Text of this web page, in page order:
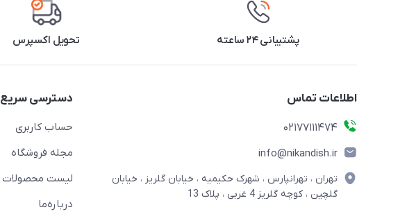
پشتیبانی ۲۴ ساعته تحویل اکسپرس
اطلاعات تماس
02177111474
info@nikandish.ir
تهران ، تهرانپارس ، شهرک حکیمیه ، خیابان گلریز ، خیابان
گلچین ، کوچه گلریز 4 غربی ، پلاک 13
دسترسی سریع
حساب کاربری
مجله فروشگاه
لیست محصولات
درباره‌ما